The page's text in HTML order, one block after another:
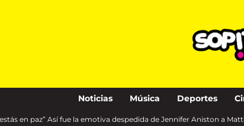
Noticias Música Deportes
en paz” Así fue la emotiva despedida de Jennifer Aniston a